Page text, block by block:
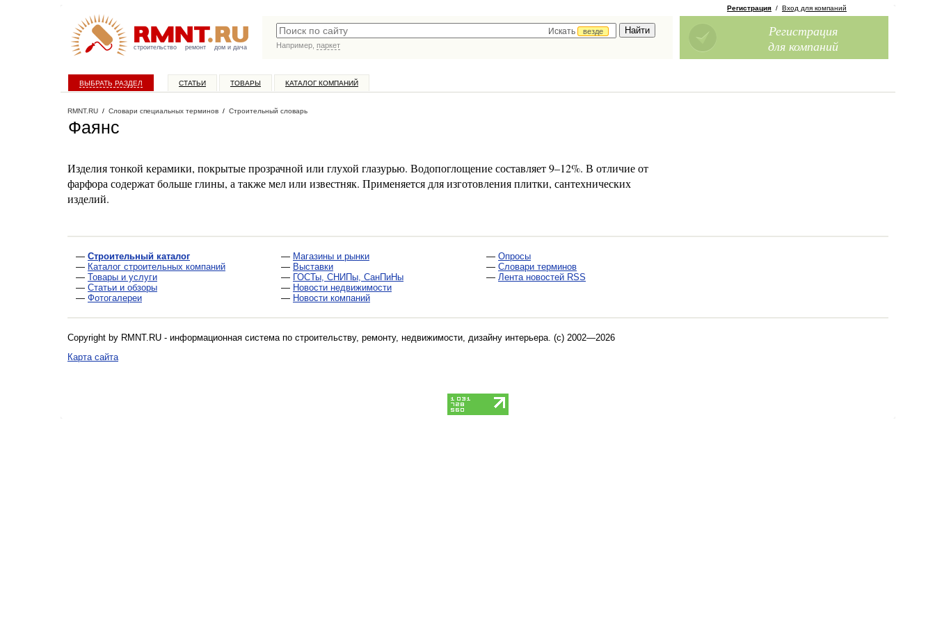
строительство ремонт дом и дача
Искать
везде
Например, паркет
Регистрация / Вход для компаний
Регистрация
для компаний
ВЫБРАТЬ РАЗДЕЛ СТАТЬИ ТОВАРЫ КАТАЛОГ КОМПАНИЙ
RMNT.RU / Словари специальных терминов / Строительный словарь
Фаянс
Изделия тонкой керамики, покрытые прозрачной или глухой глазурью. Водопоглощение составляет 9–12%. В отличие от
фарфора содержат больше глины, а также мел или известняк. Применяется для изготовления плитки, сантехнических
изделий.
— Строительный каталог
— Каталог строительных компаний
— Товары и услуги
— Статьи и обзоры
— Фотогалереи
— Магазины и рынки
— Выставки
— ГОСТы, СНИПы, СанПиНы
— Новости недвижимости
— Новости компаний
— Опросы
— Словари терминов
— Лента новостей RSS
Copyright by RMNT.RU - информационная система по строительству, ремонту, недвижимости, дизайну интерьера. (c) 2002—2026
Карта сайта